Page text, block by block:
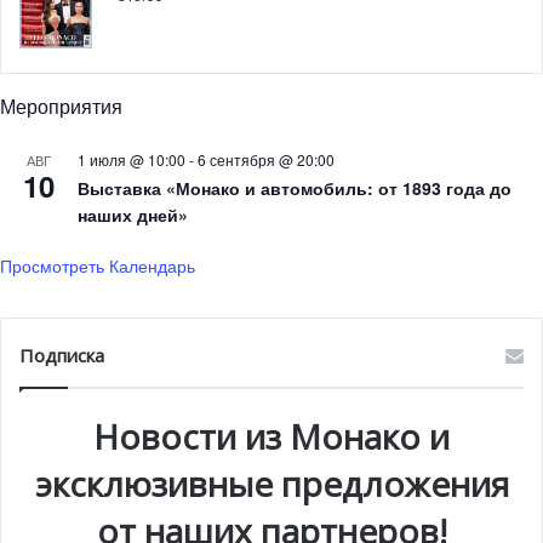
Именно так прозвучал девиз предстоящего судебного
сезона.
Государство должно всегда стремиться к поиску
справедливого судебного решения, учитывающего
Мероприятия
АВГ
10
1 июля @ 10:00 -6 сентября @ 20:00
Выставка «Монако и автомобиль: от 1893 года до
наших дней»
Просмотреть Календарь
Подписка
Новости из Монако и
эксклюзивные предложения
от наших партнеров!